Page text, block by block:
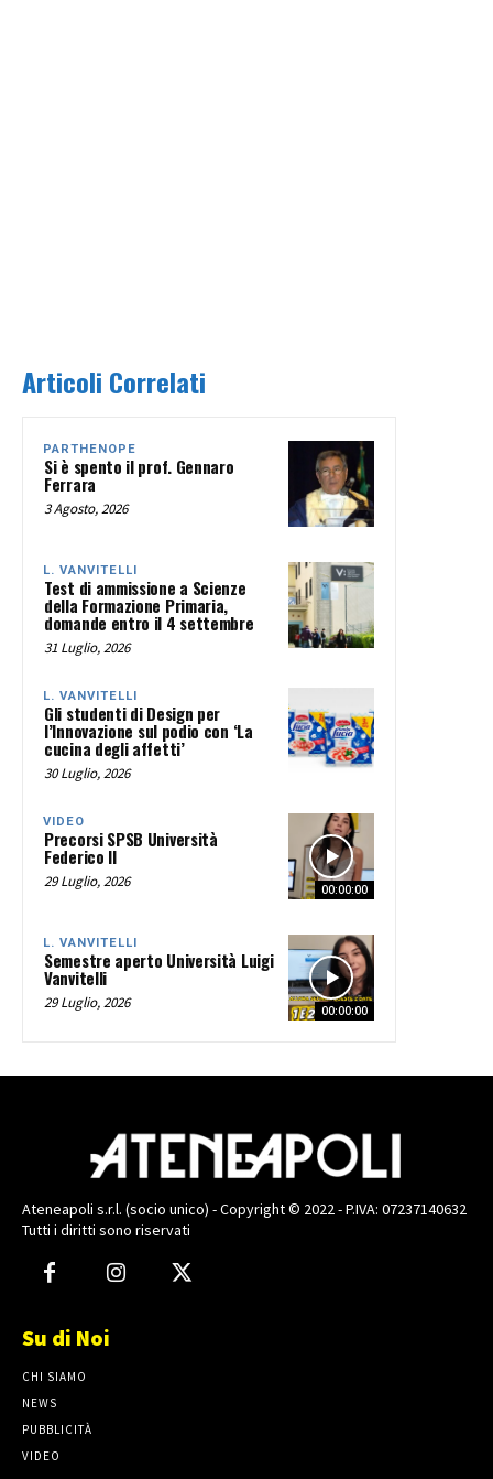
Articoli Correlati
PARTHENOPE
Si è spento il prof. Gennaro
Ferrara
3 Agosto, 2026
L. VANVITELLI
Test di ammissione a Scienze
della Formazione Primaria,
domande entro il 4 settembre
31 Luglio, 2026
L. VANVITELLI
Gli studenti di Design per
l’Innovazione sul podio con ‘La
cucina degli affetti’
30 Luglio, 2026
00:00:00
VIDEO
Precorsi SPSB Università
Federico II
29 Luglio, 2026
00:00:00
L. VANVITELLI
Semestre aperto Università Luigi
Vanvitelli
29 Luglio, 2026
Ateneapoli s.r.l. (socio unico) - Copyright © 2022 - P.IVA: 07237140632
Tutti i diritti sono riservati
Su di Noi
CHI SIAMO
NEWS
PUBBLICITÀ
VIDEO